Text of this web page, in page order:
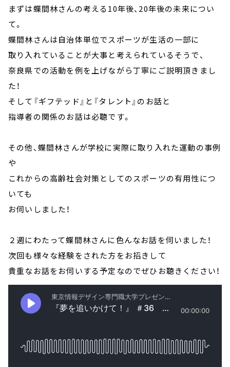
まずは蝶間林さんの考える10年後、20年後の未来につい
て。
蝶間林さんは自治体単位でスポーツが生活の一部に
取り入れていることが大事と考えられているそうで、
奈良県での活動を例を上げながら丁寧にご説明頂きまし
た！
そして『ギフテッド』と『タレント』のお話と
指導者の関係のお話は必聴です。
その他、蝶間林さんが学校に実際に取り入れた運動の事例
や
これからの高齢社会対策としてのスポーツの有用性につ
いても
お伺いしました！
２週にわたって蝶間林さんに色んなお話を伺いました！
次回も様々な経験をされた方をお招きして
貴重なお話をお伺いする予定なのでぜひお聴きください！